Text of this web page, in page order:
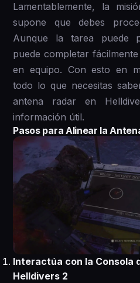
Lamentablemente, la
supone que debes
Aunque la tarea puede
puede completar
en equipo. Con esto en
todo lo que necesitas
antena radar en
información útil.
Pasos para Alinear la
Interactúa con la Consola
Helldivers 2